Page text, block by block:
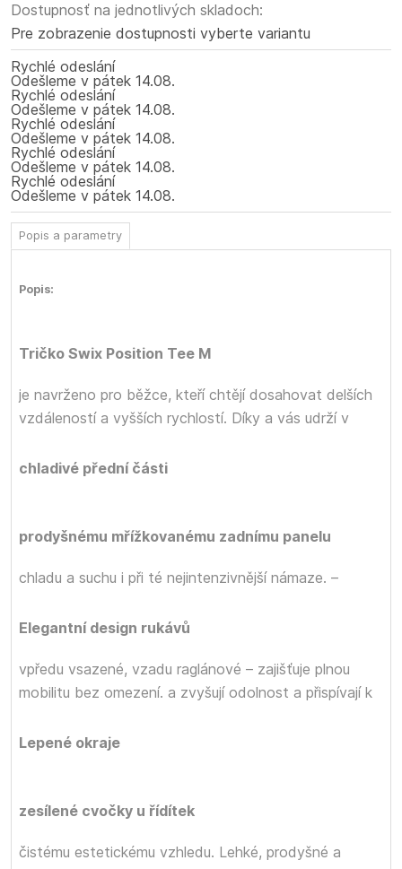
Dostupnosť na jednotlivých skladoch:
Pre zobrazenie dostupnosti vyberte variantu
Rychlé odeslání
Odešleme v pátek 14.08.
Rychlé odeslání
Odešleme v pátek 14.08.
Rychlé odeslání
Odešleme v pátek 14.08.
Rychlé odeslání
Odešleme v pátek 14.08.
Rychlé odeslání
Odešleme v pátek 14.08.
Popis a parametry
Popis:
Tričko Swix Position Tee M
je navrženo pro běžce, kteří chtějí dosahovat delších
vzdáleností a vyšších rychlostí. Díky
chladivé přední části
a
prodyšnému mřížkovanému zadnímu panelu
vás udrží v
chladu a suchu i při té nejintenzivnější námaze.
Elegantní design rukávů
–
vpředu vsazené, vzadu raglánové – zajišťuje plnou
mobilitu bez omezení.
Lepené okraje
a
zesílené cvočky u řídítek
zvyšují odolnost a přispívají k
čistému estetickému vzhledu. Lehké, prodyšné a